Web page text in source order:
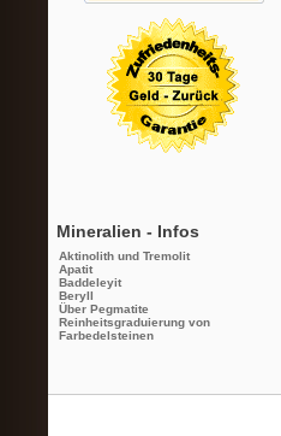
Mineralien - Infos
Aktinolith und Tremolit
Apatit
Baddeleyit
Beryll
Über Pegmatite
Reinheitsgraduierung von
Farbedelsteinen